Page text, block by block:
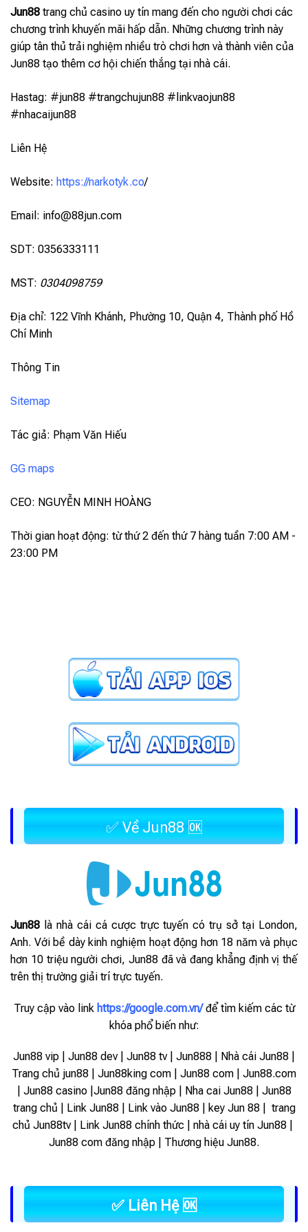
Jun88 trang chủ casino uy tín mang đến cho người chơi các
chương trình khuyến mãi hấp dẫn. Những chương trình này
giúp tân thủ trải nghiệm nhiều trò chơi hơn và thành viên của
Jun88 tạo thêm cơ hội chiến thắng tại nhà cái.
Hastag: #jun88 #trangchujun88 #linkvaojun88
#nhacaijun88
Liên Hệ
Website: https://narkotyk.co/
Email: info@88jun.com
SDT: 0356333111
MST: 0304098759
Địa chỉ: 122 Vĩnh Khánh, Phường 10, Quận 4, Thành phố Hồ
Chí Minh
Thông Tin
Sitemap
Tác giả: Phạm Văn Hiếu
GG maps
CEO: NGUYỄN MINH HOÀNG
Thời gian hoạt động: từ thứ 2 đến thứ 7 hàng tuần 7:00 AM -
23:00 PM
✅ Về Jun88 🆗
Jun88 là nhà cái cá cược trực tuyến có trụ sở tại London,
Anh. Với bề dày kinh nghiệm hoạt động hơn 18 năm và phục
hơn 10 triệu người chơi, Jun88 đã và đang khẳng định vị thế
trên thị trường giải trí trực tuyến.
Truy cập vào link https://google.com.vn/ để tìm kiếm các từ
khóa phổ biến như:
Jun88 vip | Jun88 dev | Jun88 tv | Jun888 | Nhà cái Jun88 |
Trang chủ jun88 | Jun88king com | Jun88 com | Jun88.com
| Jun88 casino |Jun88 đăng nhập | Nha cai Jun88 | Jun88
trang chủ | Link Jun88 | Link vào Jun88 |
key Jun 88 | trang
chủ Jun88tv | Link Jun88 chính thức | nhà cái uy tín Jun88 |
Jun88 com đăng nhập | Thương hiệu Jun88.
✅ Liên Hệ 🆗